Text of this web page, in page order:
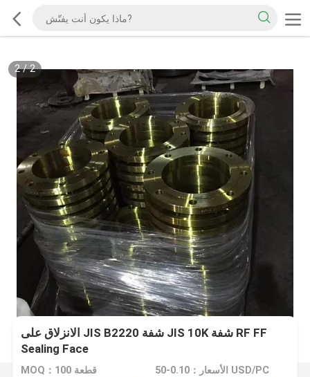
2/2
الانزلاق على JIS B2220 شفة JIS 10K شفة RF FF
Sealing Face
MOQ：100 قطعة الأسعار：0.10-50 USD/PC